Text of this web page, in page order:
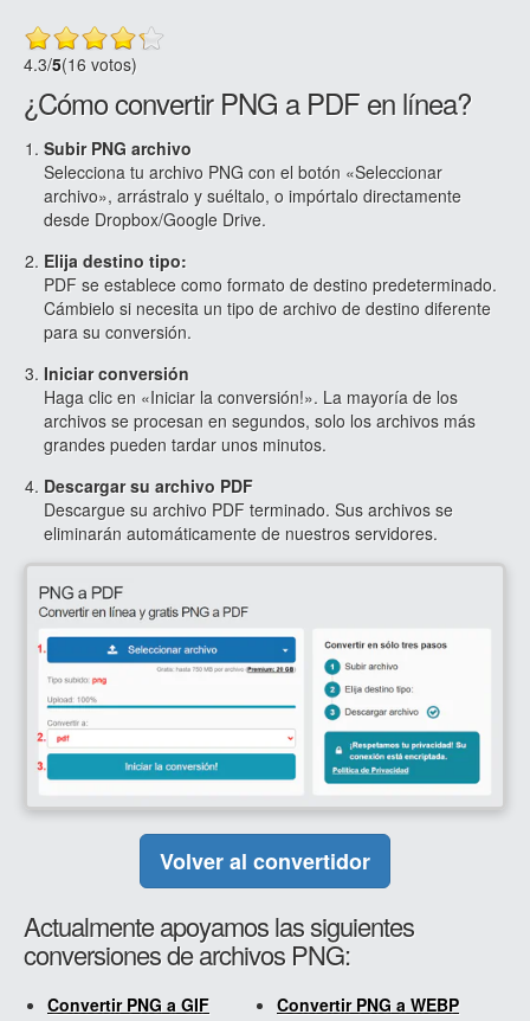
4.3/5(16 votos)
¿Cómo convertir PNG a PDF en línea?
Subir PNG archivo
Selecciona tu archivo PNG con el botón «Seleccionar
archivo», arrástralo y suéltalo, o impórtalo directamente
desde Dropbox/Google Drive.
Elija destino tipo:
PDF se establece como formato de destino predeterminado.
Cámbielo si necesita un tipo de archivo de destino diferente
para su conversión.
Iniciar conversión
Haga clic en «Iniciar la conversión!». La mayoría de los
archivos se procesan en segundos, solo los archivos más
grandes pueden tardar unos minutos.
Descargar su archivo PDF
Descargue su archivo PDF terminado. Sus archivos se
eliminarán automáticamente de nuestros servidores.
Volver al convertidor
Actualmente apoyamos las siguientes
conversiones de archivos PNG:
Convertir PNG a GIF Convertir PNG a WEBP